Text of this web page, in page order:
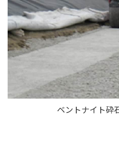
ベントナイト砕